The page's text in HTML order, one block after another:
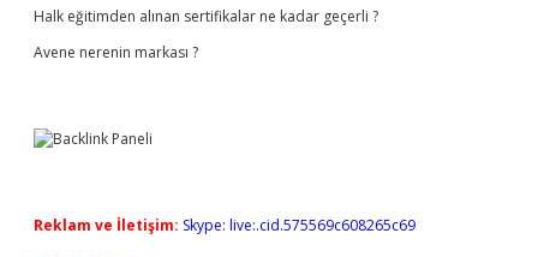
Halk eğitimden alınan sertifikalar ne kadar geçerli ?
Avene nerenin markası ?
Reklam ve İletişim: Skype: live:.cid.575569c608265c69